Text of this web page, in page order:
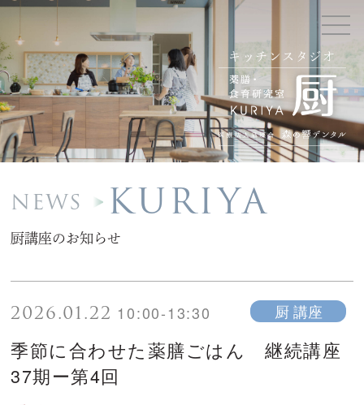
キッチンスタジオ
NEWS KURIYA
厨講座のお知らせ
2026.01.22 10:00-13:30 厨 講座
季節に合わせた薬膳ごはん 継続講座
37期ー第4回